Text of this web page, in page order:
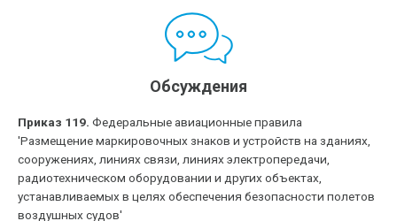
Обсуждения
Приказ 119. Федеральные авиационные правила
'Размещение маркировочных знаков и устройств на зданиях,
сооружениях, линиях связи, линиях электропередачи,
радиотехническом оборудовании и других объектах,
устанавливаемых в целях обеспечения безопасности полетов
воздушных судов'